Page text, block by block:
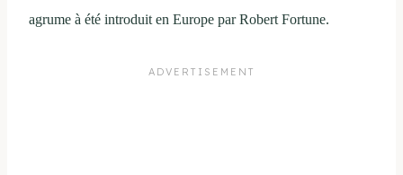
agrume à été introduit en Europe par Robert Fortune.